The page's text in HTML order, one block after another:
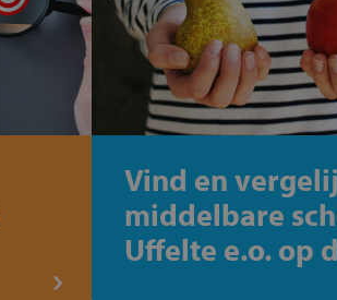
Vind en
middelbare
Uffelte e.o. op